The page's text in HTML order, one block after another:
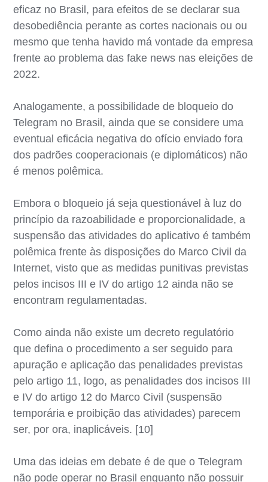
eficaz no Brasil, para efeitos de se declarar sua
desobediência perante as cortes nacionais ou ou
mesmo que tenha havido má vontade da empresa
frente ao problema das fake news nas eleições de
2022.
Analogamente, a possibilidade de bloqueio do
Telegram no Brasil, ainda que se considere uma
eventual eficácia negativa do ofício enviado fora
dos padrões cooperacionais (e diplomáticos) não
é menos polêmica.
Embora o bloqueio já seja questionável à luz do
princípio da razoabilidade e proporcionalidade, a
suspensão das atividades do aplicativo é também
polêmica frente às disposições do Marco Civil da
Internet, visto que as medidas punitivas previstas
pelos incisos III e IV do artigo 12 ainda não se
encontram regulamentadas.
Como ainda não existe um decreto regulatório
que defina o procedimento a ser seguido para
apuração e aplicação das penalidades previstas
pelo artigo 11, logo, as penalidades dos incisos III
e IV do artigo 12 do Marco Civil (suspensão
temporária e proibição das atividades) parecem
ser, por ora, inaplicáveis. [10]
Uma das ideias em debate é de que o Telegram
não pode operar no Brasil enquanto não possuir